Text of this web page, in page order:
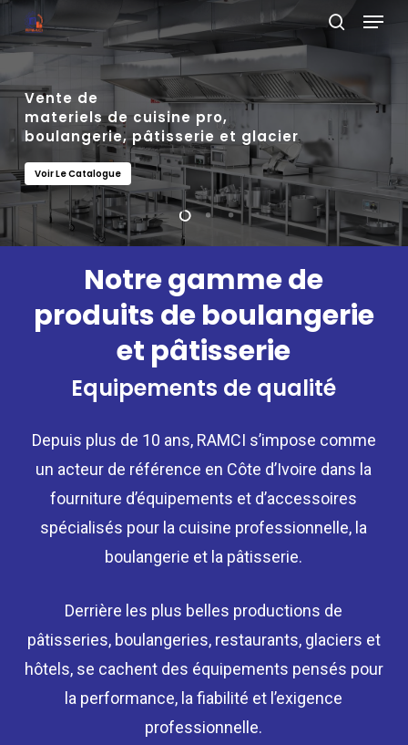
Skip
to
main
content
Menu
Vente de
materiels de cuisine pro,
boulangerie, pâtisserie et glacier
Voir Le Catalogue
Excellence
& Performance en équipements
professionnels.
Voir Le Catalogue
Conçu pour les professionnels,
pensé pour l’excellence.
Voir Le Catalogue
Notre gamme de
produits de boulangerie
et pâtisserie
Equipements de qualité
Depuis plus de 10 ans, RAMCI s’impose comme
un acteur de référence en Côte d’Ivoire dans la
fourniture d’équipements et d’accessoires
spécialisés pour la cuisine professionnelle, la
boulangerie et la pâtisserie.
Derrière les plus belles productions de
pâtisseries, boulangeries, restaurants, glaciers et
hôtels, se cachent des équipements pensés pour
la performance, la fiabilité et l’exigence
professionnelle.
Close
Menu